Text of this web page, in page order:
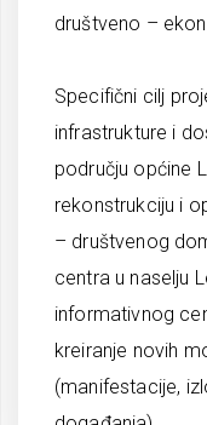
društveno –
Specifični cilj
infrastrukture i
području općine
rekonstrukciju i
– društvenog
centra u naselju
informativnog
kreiranje novih
(manifestacije,